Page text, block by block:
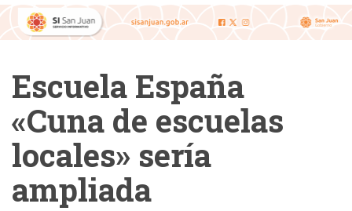
Escuela España
«Cuna de escuelas
locales» sería
ampliada